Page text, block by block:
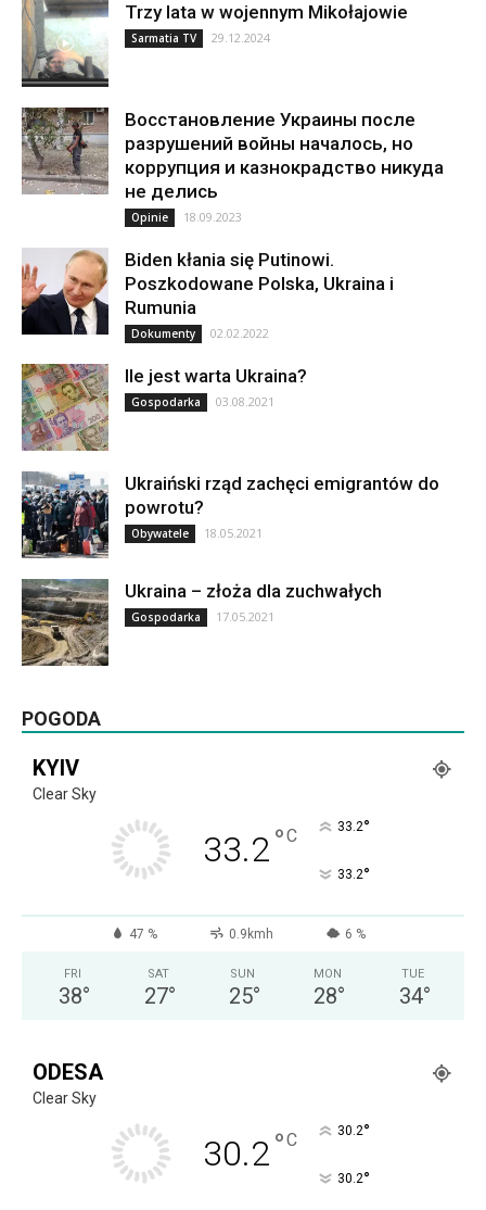
Trzy lata w wojennym Mikołajowie
Sarmatia TV 29.12.2024
Восстановление Украины после
разрушений войны началось, но
коррупция и казнокрадство никуда
не делись
Opinie 18.09.2023
Biden kłania się Putinowi.
Poszkodowane Polska, Ukraina i
Rumunia
Dokumenty 02.02.2022
Ile jest warta Ukraina?
Gospodarka 03.08.2021
Ukraiński rząd zachęci emigrantów do
powrotu?
Obywatele 18.05.2021
Ukraina – złoża dla zuchwałych
Gospodarka 17.05.2021
POGODA
KYIV
Clear Sky
33.2°C 33.2°
33.2°
47 % 0.9kmh 6 %
FRI
38°
SAT
27°
SUN
25°
MON
28°
TUE
34°
ODESA
Clear Sky
30.2°C 30.2°
30.2°